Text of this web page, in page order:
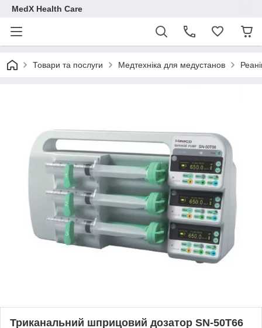
MedX Health Care
Товари та послуги Медтехніка для медустанов
Триканальний шприцовий дозатор SN-50T66